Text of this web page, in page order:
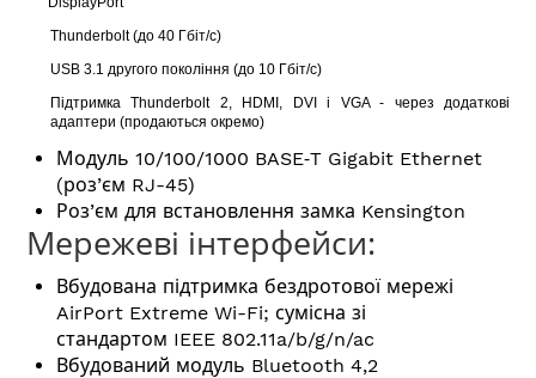
Thunderbolt (до 40 Гбіт/с)
USB 3.1 другого покоління (до 10 Гбіт/с)
Підтримка Thunderbolt 2, HDMI, DVI і VGA - через додаткові
адаптери (продаються окремо)
Модуль 10/100/1000 BASE‑T Gigabit Ethernet
(роз’єм RJ-45)
Роз’єм для встановлення замка Kensington
Мережеві інтерфейси:
Вбудована підтримка бездротової мережі
AirPort Extreme Wi-Fi; сумісна зі
стандартом IEEE 802.11a/b/g/n/ac
Вбудований модуль Bluetooth 4,2